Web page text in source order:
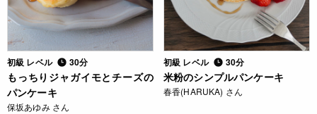
初級 レベル 30分
もっちりジャガイモとチーズの
パンケーキ
保坂あゆみ さん
初級 レベル 30分
米粉のシンプルパンケーキ
春香(HARUKA) さん